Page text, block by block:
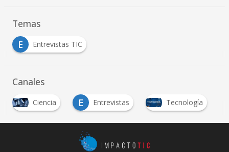
Temas
E
Entrevistas TIC
Canales
Ciencia E Entrevistas Tecnología